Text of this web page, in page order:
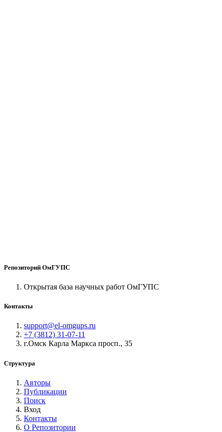
Репозиторий ОмГУПС
Открытая база научных работ ОмГУПС
Контакты
support@el-omgups.ru
+7 (3812) 31-07-11
г.Омск Карла Маркса просп., 35
Структура
Авторы
Публикации
Поиск
Вход
Контакты
О Репозитории